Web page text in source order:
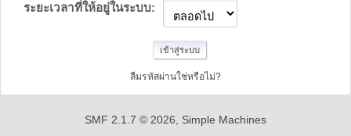
ระยะเวลาที่ให้อยู่ในระบบ:
ลืมรหัสผ่านใช่หรือไม่?
SMF 2.1.7 © 2026, Simple Machines